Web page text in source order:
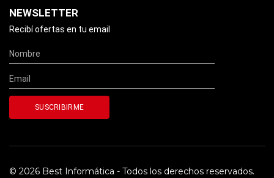
NEWSLETTER
Recibí ofertas en tu email
© 2026 Best Informática - Todos los derechos reservados.